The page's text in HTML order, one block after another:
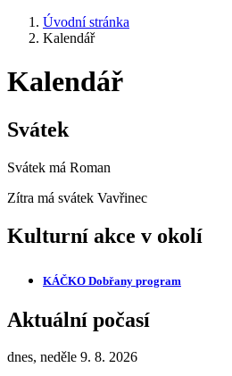
Úvodní stránka
Kalendář
Kalendář
Svátek
Svátek má Roman
Zítra má svátek Vavřinec
Kulturní akce v okolí
KÁČKO Dobřany program
Aktuální počasí
dnes, neděle 9. 8. 2026